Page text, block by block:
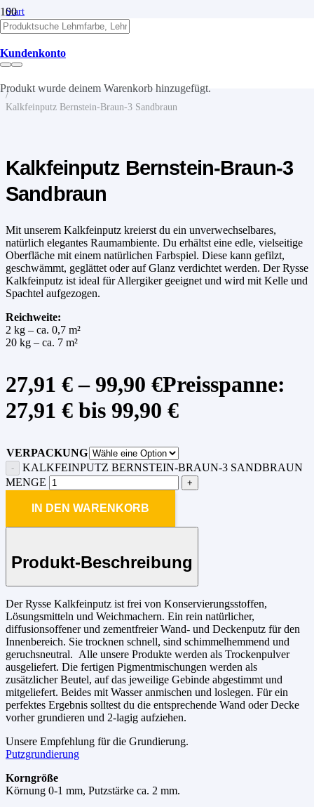
Kundenkonto
Produkt wurde deinem Warenkorb hinzugefügt.
Start
/
Kalk
/
Kalkputze
Kalkfeinputz
/
Kalkfeinputz Bernstein-Braun-3 Sandbraun
Kalkfeinputz Bernstein-Braun-3
Sandbraun
Mit unserem Kalkfeinputz kreierst du ein unverwechselbares,
natürlich elegantes Raumambiente. Du erhältst eine edle, vielseitige
Oberfläche mit einem natürlichen Farbspiel. Diese kann gefilzt,
geschwämmt, geglättet oder auf Glanz verdichtet werden. Der Rysse
Kalkfeinputz ist ideal für Allergiker geeignet und wird mit Kelle und
Spachtel aufgezogen.
Reichweite:
2 kg – ca. 0,7 m²
20 kg – ca. 7 m²
27,91 € –99,90 €Preisspanne:
27,91 € bis 99,90 €
VERPACKUNG
KALKFEINPUTZ BERNSTEIN-BRAUN-3 SANDBRAUN
MENGE
IN DEN WARENKORB
Produkt-Beschreibung
Der Rysse Kalkfeinputz ist frei von Konservierungsstoffen,
Lösungsmitteln und Weichmachern. Ein rein natürlicher,
diffusionsoffener und zementfreier Wand- und Deckenputz für den
Innenbereich. Sie trocknen schnell, sind schimmelhemmend und
geruchsneutral. Alle unsere Produkte werden als Trockenpulver
ausgeliefert. Die fertigen Pigmentmischungen werden als
zusätzlicher Beutel, auf das jeweilige Gebinde abgestimmt und
mitgeliefert. Beides mit Wasser anmischen und loslegen. Für ein
perfektes Ergebnis solltest du die entsprechende Wand oder Decke
vorher grundieren und 2-lagig aufziehen.
Unsere Empfehlung für die Grundierung.
Putzgrundierung
Korngröße
Körnung 0-1 mm, Putzstärke ca. 2 mm.